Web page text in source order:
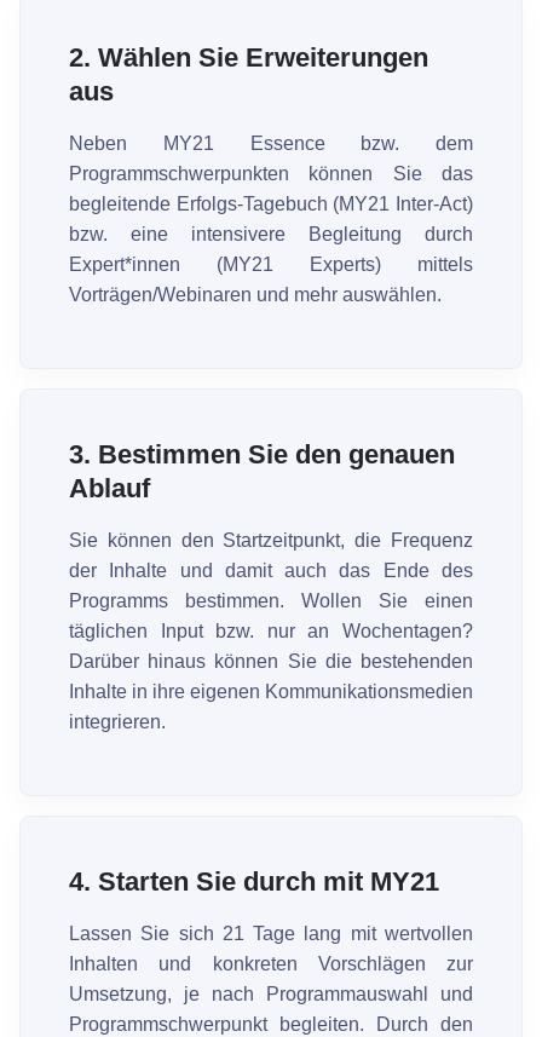
2. Wählen Sie Erweiterungen
aus
Neben MY21 Essence bzw. dem
Programmschwerpunkten können Sie das
begleitende Erfolgs-Tagebuch (MY21 Inter-Act)
bzw. eine intensivere Begleitung durch
Expert*innen (MY21 Experts) mittels
Vorträgen/Webinaren und mehr auswählen.
3. Bestimmen Sie den genauen
Ablauf
Sie können den Startzeitpunkt, die Frequenz
der Inhalte und damit auch das Ende des
Programms bestimmen. Wollen Sie einen
täglichen Input bzw. nur an Wochentagen?
Darüber hinaus können Sie die bestehenden
Inhalte in ihre eigenen Kommunikationsmedien
integrieren.
4. Starten Sie durch mit MY21
Lassen Sie sich 21 Tage lang mit wertvollen
Inhalten und konkreten Vorschlägen zur
Umsetzung, je nach Programmauswahl und
Programmschwerpunkt begleiten. Durch den